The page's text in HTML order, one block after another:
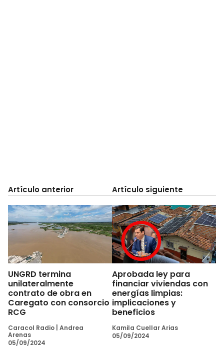
Artículo anterior
UNGRD termina
unilateralmente
contrato de obra en
Caregato con consorcio
RCG
Caracol Radio Andrea
Arenas
05/09/2024
Artículo siguiente
Aprobada ley para
financiar viviendas con
energías limpias:
implicaciones y
beneficios
Kamila Cuellar Arias
05/09/2024